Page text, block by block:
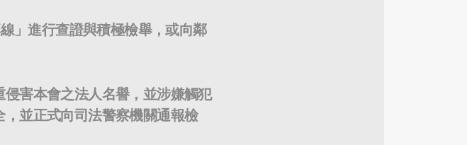
」進行查證與積極檢舉，或向鄰
害本會之法人名譽，並涉嫌觸犯
並正式向司法警察機關通報檢